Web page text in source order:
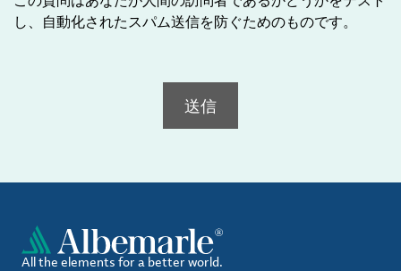
し、自動化されたスパム送信を防ぐためのものです。
送信
All the elements for a better world.